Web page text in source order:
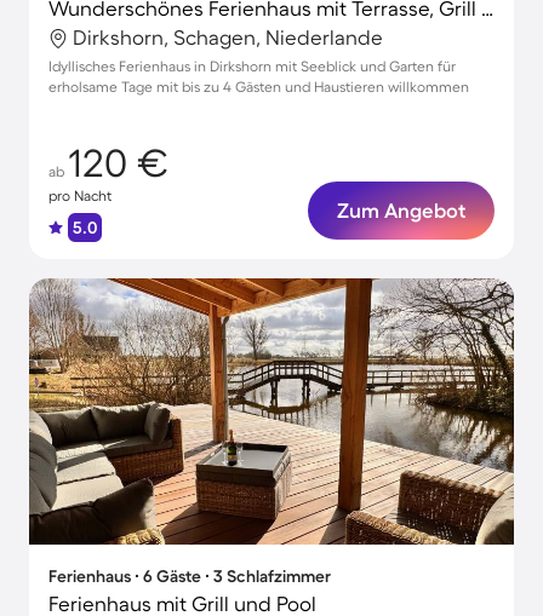
Wunderschönes Ferienhaus mit Terrasse, Grill und Garten | Seeblick | Haustiere sind willkommen
Dirkshorn, Schagen, Niederlande
Idyllisches Ferienhaus in Dirkshorn mit Seeblick und Garten für
erholsame Tage mit bis zu 4 Gästen und Haustieren willkommen
ab 120 €
pro Nacht
5.0
Zum Angebot
Ferienhaus ∙ 6 Gäste ∙ 3 Schlafzimmer
Ferienhaus mit Grill und Pool